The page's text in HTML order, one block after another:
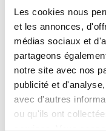
Les cookies nous
et les annonces,
médias sociaux et
partageons
notre site avec nos
publicité et
avec d'autres
ou qu'ils ont
territoire délimité à
données, années
n’a pas seulement
territoire parisien
métropole du
communes, se sont
L’initiative continue
nationale.